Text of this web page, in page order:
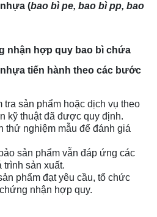
(bao bì pe, bao bì pp, bao
nhận hợp quy bao bì chứa
tiến hành theo các bước
tra sản phẩm hoặc dịch vụ theo
kỹ thuật đã được quy định.
thử nghiệm mẫu để đánh giá
sản phẩm vẫn đáp ứng các
trình sản xuất.
phẩm đạt yêu cầu, tổ chức
nhận hợp quy.